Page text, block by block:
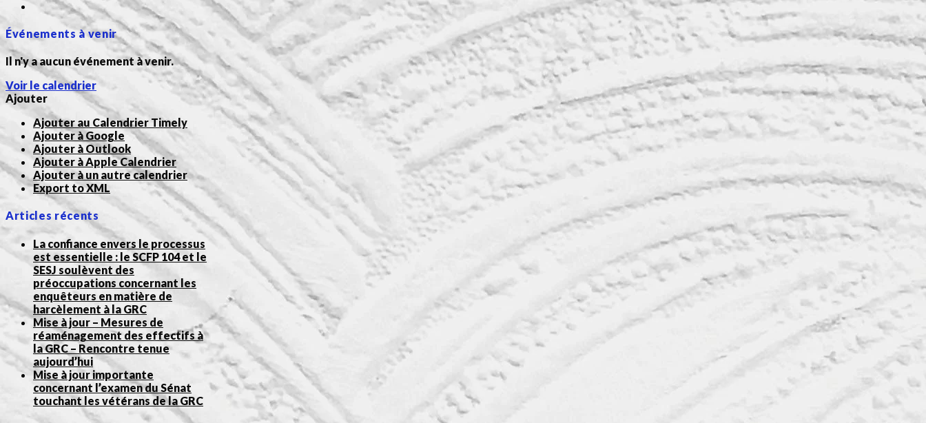
Événements à venir
Il n'y a aucun événement à venir.
Voir le calendrier
Ajouter
Ajouter au Calendrier Timely
Ajouter à Google
Ajouter à Outlook
Ajouter à Apple Calendrier
Ajouter à un autre calendrier
Export to XML
Articles récents
La confiance envers le processus
est essentielle : le SCFP 104 et le
SESJ soulèvent des
préoccupations concernant les
enquêteurs en matière de
harcèlement à la GRC
Mise à jour – Mesures de
réaménagement des effectifs à
la GRC – Rencontre tenue
aujourd’hui
Mise à jour importante
concernant l’examen du Sénat
touchant les vétérans de la GRC